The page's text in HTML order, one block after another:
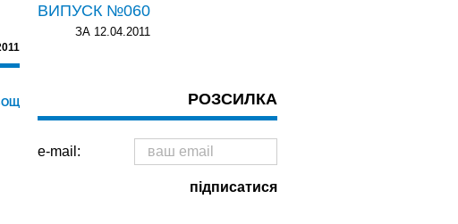
ВИПУСК №060
ЗА 12.04.2011
РОЗСИЛКА
e-mail: